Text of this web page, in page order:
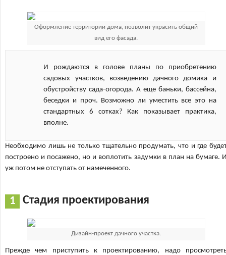
Оформление территории дома, позволит украсить общий
вид его фасада.
И рождаются в голове планы по приобретению
садовых участков, возведению дачного домика и
обустройству сада-огорода. А еще баньки, бассейна,
беседки и проч. Возможно ли уместить все это на
стандартных 6 сотках? Как показывает практика,
вполне.
Необходимо лишь не только тщательно продумать, что и где
построено и посажено, но и воплотить задумки в план на бумаге.
уж потом не отступать от намеченного.
Стадия проектирования
Дизайн-проект дачного участка.
Прежде чем приступить к проектированию, надо